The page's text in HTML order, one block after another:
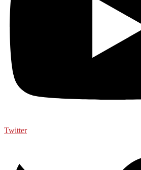
Twitter